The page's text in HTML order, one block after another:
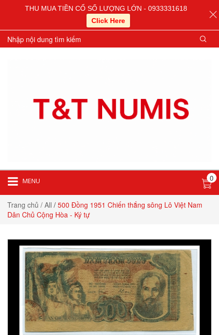
MENU 0
Trang chủ / All / 500 Đồng 1951 Chiến thắng sông Lô Việt Nam
Dân Chủ Cộng Hòa - Ký tự
THU MUA TIỀN CỔ SỐ LƯỢNG LỚN - 0933331618
Click Here